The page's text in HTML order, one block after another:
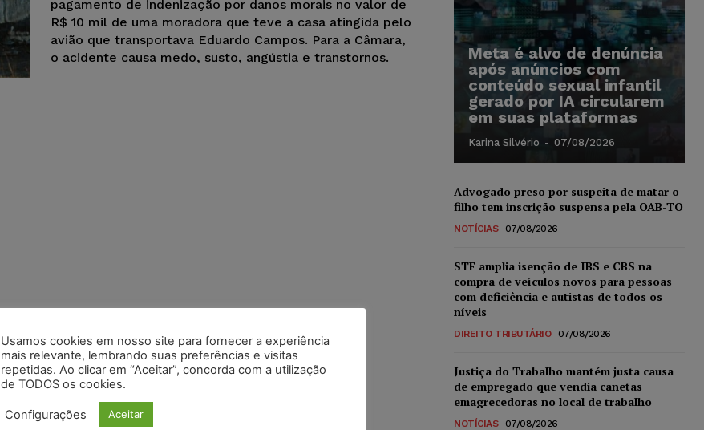
pagamento de indenização por danos morais no valor de
R$ 10 mil de uma moradora que teve a casa atingida pelo
avião que transportava Eduardo Campos. Para a Câmara,
o acidente causa medo, susto, angústia e transtornos.
Meta é alvo de denúncia
após anúncios com
conteúdo sexual infantil
gerado por IA circularem
em suas plataformas
Karina Silvério - 07/08/2026
Advogado preso por suspeita de matar o
filho tem inscrição suspensa pela OAB-TO
NOTÍCIAS 07/08/2026
STF amplia isenção de IBS e CBS na
compra de veículos novos para pessoas
com deficiência e autistas de todos os
níveis
DIREITO TRIBUTÁRIO 07/08/2026
Justiça do Trabalho mantém justa causa
de empregado que vendia canetas
emagrecedoras no local de trabalho
NOTÍCIAS 07/08/2026
Usamos cookies em nosso site para fornecer a experiência
mais relevante, lembrando suas preferências e visitas
repetidas. Ao clicar em “Aceitar”, concorda com a utilização
de TODOS os cookies.
Configurações Aceitar